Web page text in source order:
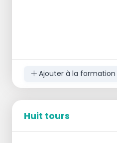
Ajouter à la formation
Huit tours